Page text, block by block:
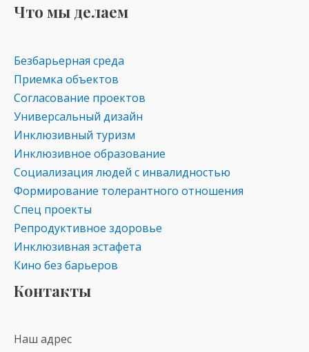
Что мы делаем
Безбарьерная среда
Приемка объектов
Согласование проектов
Универсальный дизайн
Инклюзивный туризм
Инклюзивное образование
Социализация людей с инвалидностью
Формирование толерантного отношения
Спец проекты
Репродуктивное здоровье
Инклюзивная эстафета
Кино без барьеров
Контакты
Наш адрес